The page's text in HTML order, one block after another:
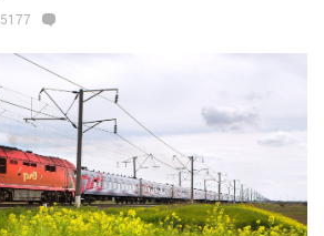
5177